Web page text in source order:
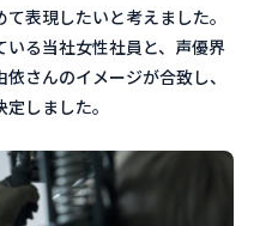
表現したいと考えました。
る当社女性社員と、声優界
さんのイメージが合致し、
しました。